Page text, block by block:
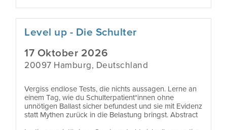
Level up - Die Schulter
17 Oktober 2026
20097 Hamburg, Deutschland
Vergiss endlose Tests, die nichts aussagen. Lerne an
einem Tag, wie du Schulterpatient*innen ohne
unnötigen Ballast sicher befundest und sie mit Evidenz
statt Mythen zurück in die Belastung bringst. Abstract